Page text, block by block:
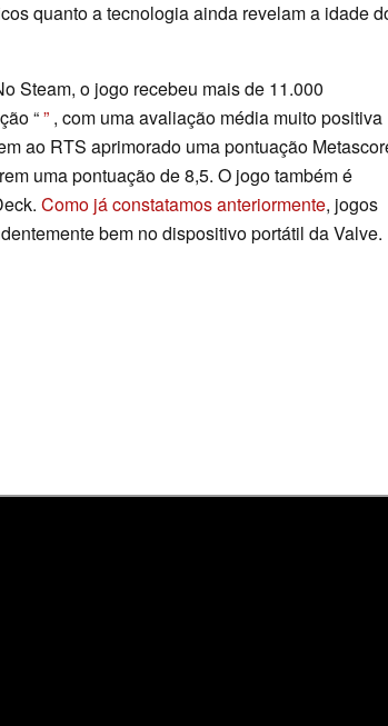
quanto a tecnologia ainda revelam a idade
Steam, o jogo recebeu mais de 11.000
“” , com uma avaliação média muito positiva
ao RTS aprimorado uma pontuação
uma pontuação de 8,5. O jogo também é
Como já constatamos anteriormente, jogos
bem no dispositivo portátil da Valve.